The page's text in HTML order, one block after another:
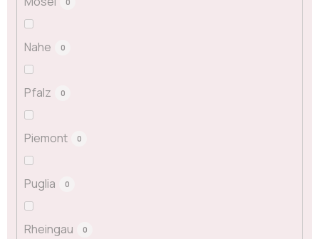
Nahe 0
Pfalz 0
Piemont 0
Puglia 0
Rheingau 0